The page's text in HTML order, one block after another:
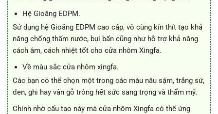
Hệ Gioăng EDPM.
Sử dụng hệ Gioăng EDPM cao cấp, vô cùng kín thít tạo khả
năng chống thấm nước, bụi bẩn cũng như hỗ trợ khả năng
cách âm, cách nhiệt tốt cho cửa nhôm Xingfa.
Về màu sắc cửa nhôm xingfa.
Các bạn có thể chọn một trong các màu nâu sậm, trắng sứ,
đen, ghi hay vân gỗ trông hết sức sang trọng và thẩm mỹ.
Chính nhờ cấu tạo này mà cửa nhôm Xingfa có thể ứng